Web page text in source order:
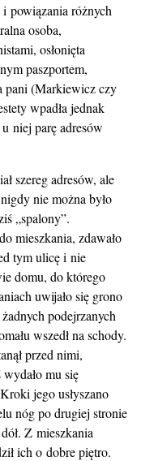
powiązania różnych
osoba,
osłonięta
paszportem,
pani (Markiewicz czy
wpadła jednak
niej parę adresów
szereg adresów, ale
nie można było
„spalony”.
mieszkania, zdawało
tym ulicę i nie
domu, do którego
uwijało się grono
podejrzanych
wszedł na schody.
przed nimi,
mu się
jego usłyszano
nóg po drugiej stronie
Z mieszkania
ich o dobre piętro.